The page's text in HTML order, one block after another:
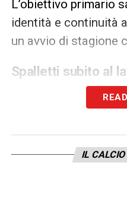
L’obiettivo primario
identità e continuità
un avvio di stagione
Spalletti subito al
Il nuovo tecnico non
allenamento alla
il gruppo e
IL